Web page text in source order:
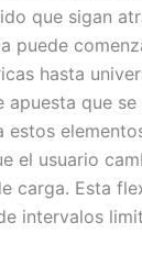
que sigan
puede
hasta
apuesta que
estos
el usuario
carga. Esta
intervalos